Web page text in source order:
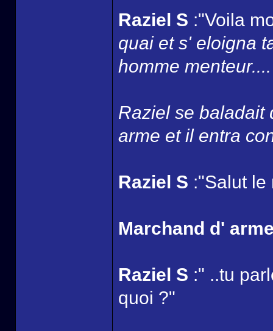
Raziel S :"Voila
quai et s' eloigna
homme menteur....
Raziel se baladait
arme et il entra
Raziel S :"Salut le
Marchand d'
Raziel S :" ..tu
quoi ?"